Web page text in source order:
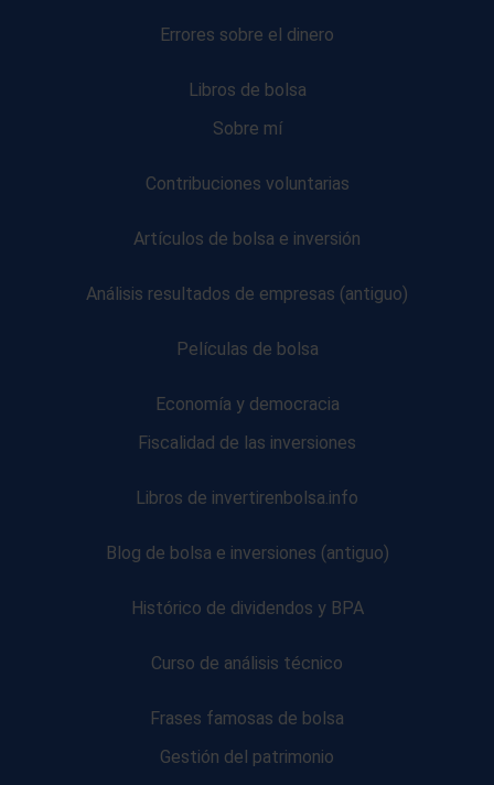
Errores sobre el dinero
Libros de bolsa
Sobre mí
Contribuciones voluntarias
Artículos de bolsa e inversión
Análisis resultados de empresas (antiguo)
Películas de bolsa
Economía y democracia
Fiscalidad de las inversiones
Libros de invertirenbolsa.info
Blog de bolsa e inversiones (antiguo)
Histórico de dividendos y BPA
Curso de análisis técnico
Frases famosas de bolsa
Gestión del patrimonio